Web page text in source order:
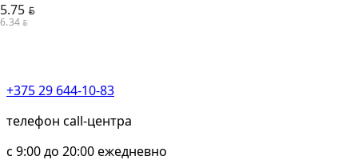
5.75 BYN
6.34 BYN
+375 29 644-10-83
телефон call-центра
c 9:00 до 20:00 ежедневно